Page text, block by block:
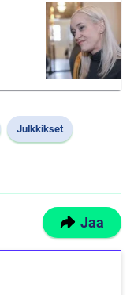
Julkkikset
Jaa